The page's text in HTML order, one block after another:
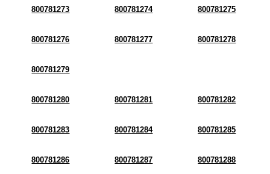
800781273 800781274 800781275
800781276 800781277 800781278
800781279
800781280 800781281 800781282
800781283 800781284 800781285
800781286 800781287 800781288